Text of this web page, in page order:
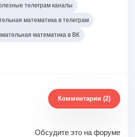
телеграм каналы
математика в телеграм
математика в ВК
Комментарии (2)
Обсудите это на форуме